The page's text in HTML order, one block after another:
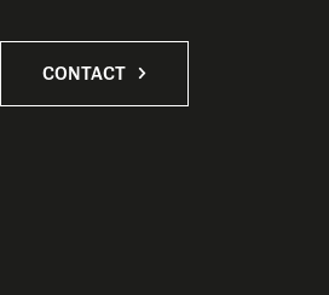
CONTACT